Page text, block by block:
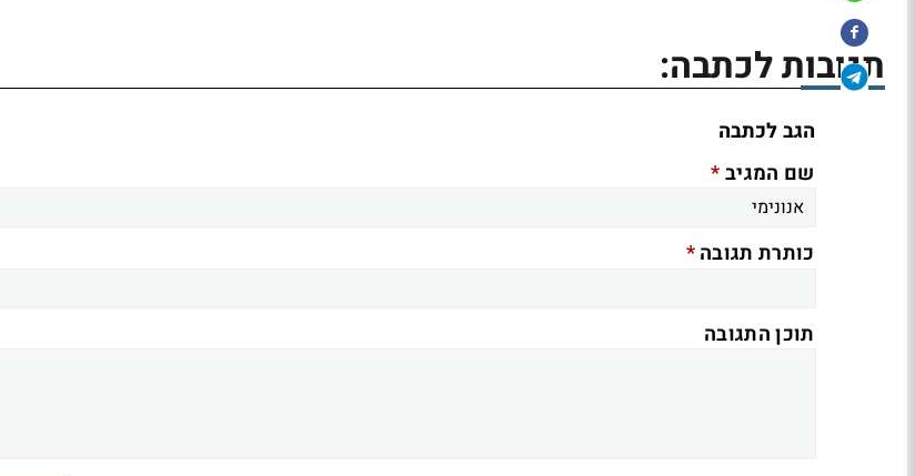
תגובות לכתבה:
הגב לכתבה
שם המגיב*
כותרת תגובה*
תוכן התגובה